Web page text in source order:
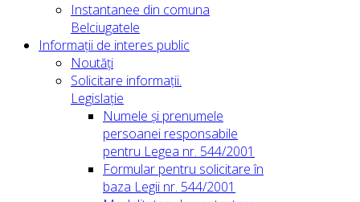
Instantanee din comuna
Belciugatele
Informații de interes public
Noutăți
Solicitare informații.
Legislație
Numele și prenumele
persoanei responsabile
pentru Legea nr. 544/2001
Formular pentru solicitare în
baza Legii nr. 544/2001